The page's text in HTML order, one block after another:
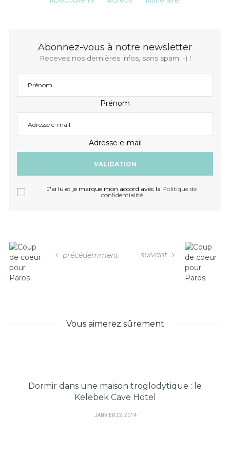
Abonnez-vous à notre newsletter
Recevez nos dernières infos, sans spam :-) !
Prénom
Adresse e-mail
J'ai lu et je marque mon accord avec la Politique de
confidentialité
précédemment suivant
Vous aimerez sûrement
Dormir dans une maison troglodytique : le
Kelebek Cave Hotel
PUBLIÉ
JANVIER 22, 2014